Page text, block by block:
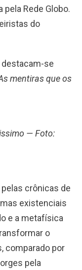
Rede Globo.
do
se
mentiras que os
— Foto:
crônicas de
existenciais
e a metafísica
o
comparado por
pela